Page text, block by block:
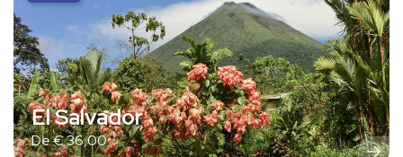
El Salvador
De€36,00